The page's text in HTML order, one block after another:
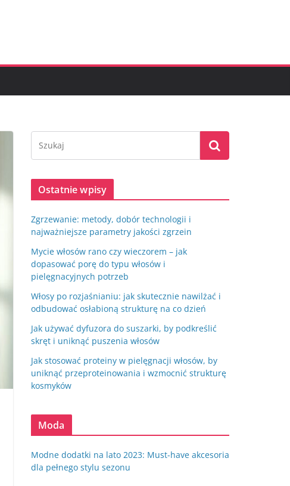
Ostatnie wpisy
Zgrzewanie: metody, dobór technologii i
najważniejsze parametry jakości zgrzein
Mycie włosów rano czy wieczorem – jak
dopasować porę do typu włosów i
pielęgnacyjnych potrzeb
Włosy po rozjaśnianiu: jak skutecznie nawilżać i
odbudować osłabioną strukturę na co dzień
Jak używać dyfuzora do suszarki, by podkreślić
skręt i uniknąć puszenia włosów
Jak stosować proteiny w pielęgnacji włosów, by
uniknąć przeproteinowania i wzmocnić strukturę
kosmyków
Moda
Modne dodatki na lato 2023: Must-have akcesoria
dla pełnego stylu sezonu